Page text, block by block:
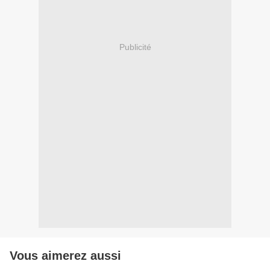
Publicité
Vous aimerez aussi